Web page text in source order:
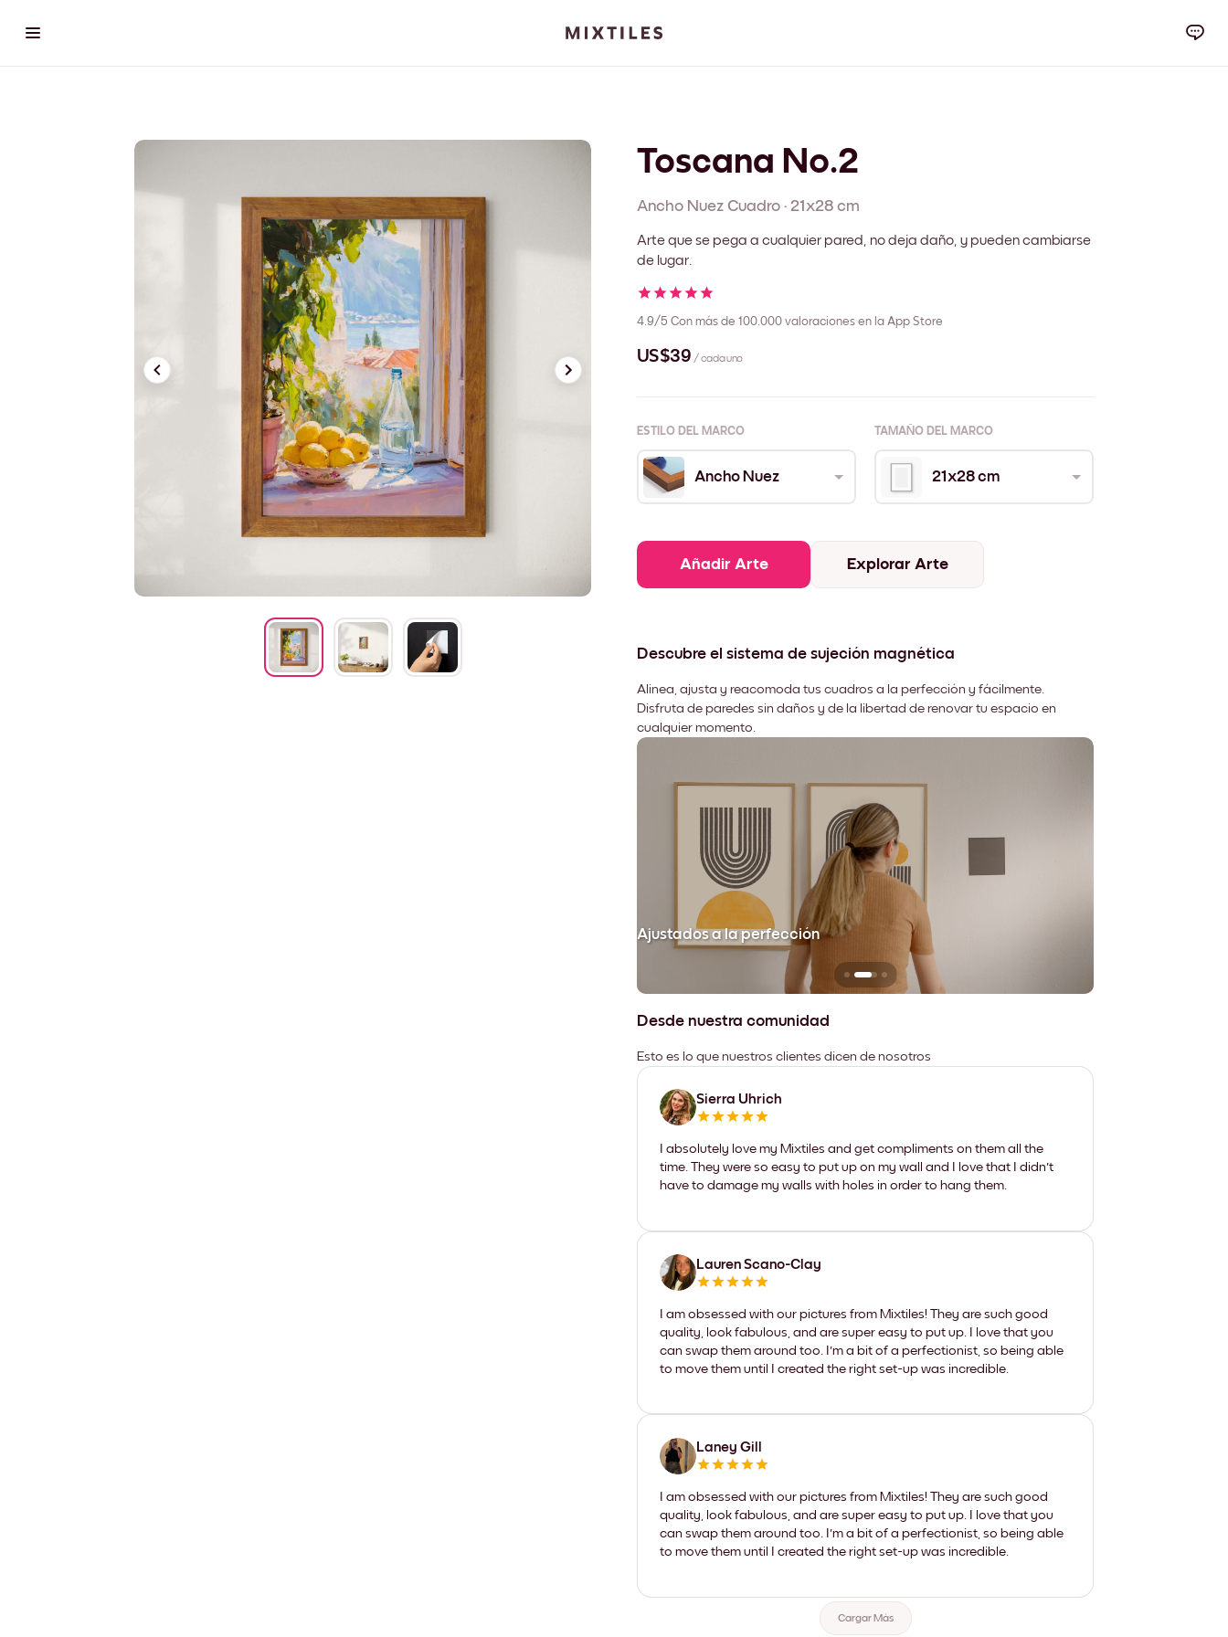
Toscana No.2
Ancho Nuez Cuadro · 21x28 cm
Arte que se pega a cualquier pared, no deja daño, y pueden cambiarse
de lugar.
4.9/5 Con más de 100.000 valoraciones en la App Store
US$39 / cada uno
ESTILO DEL MARCO TAMAÑO DEL MARCO
Ancho Nuez 21x28 cm
Añadir Arte Explorar Arte
Descubre el sistema de sujeción magnética
Alinea, ajusta y reacomoda tus cuadros a la perfección y fácilmente.
Disfruta de paredes sin daños y de la libertad de renovar tu espacio en
cualquier momento.
Ajustados a la perfección
Desde nuestra comunidad
Esto es lo que nuestros clientes dicen de nosotros
Sierra Uhrich
I absolutely love my Mixtiles and get compliments on them all the
time. They were so easy to put up on my wall and I love that I didn't
have to damage my walls with holes in order to hang them.
Lauren Scano-Clay
I am obsessed with our pictures from Mixtiles! They are such good
quality, look fabulous, and are super easy to put up. I love that you
can swap them around too. I'm a bit of a perfectionist, so being able
to move them until I created the right set-up was incredible.
Laney Gill
I am obsessed with our pictures from Mixtiles! They are such good
quality, look fabulous, and are super easy to put up. I love that you
can swap them around too. I'm a bit of a perfectionist, so being able
to move them until I created the right set-up was incredible.
Cargar Más